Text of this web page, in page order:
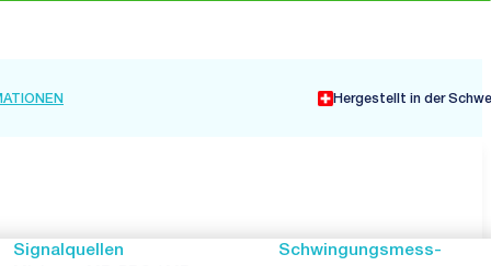
Hergestellt in der
Signalquellen
Schwingungsmess-